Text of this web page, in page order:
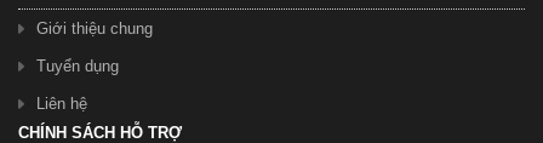
Giới thiệu chung
Tuyển dụng
Liên hệ
CHÍNH SÁCH HỖ TRỢ